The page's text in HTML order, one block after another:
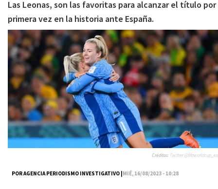
Las Leonas, son las favoritas para alcanzar el título por
primera vez en la historia ante España.
POR AGENCIA PERIODISMO INVESTIGATIVO |MIÉ, 16/08/2023 - 10:28
Créditos: Twitter @fifaworldcup_es